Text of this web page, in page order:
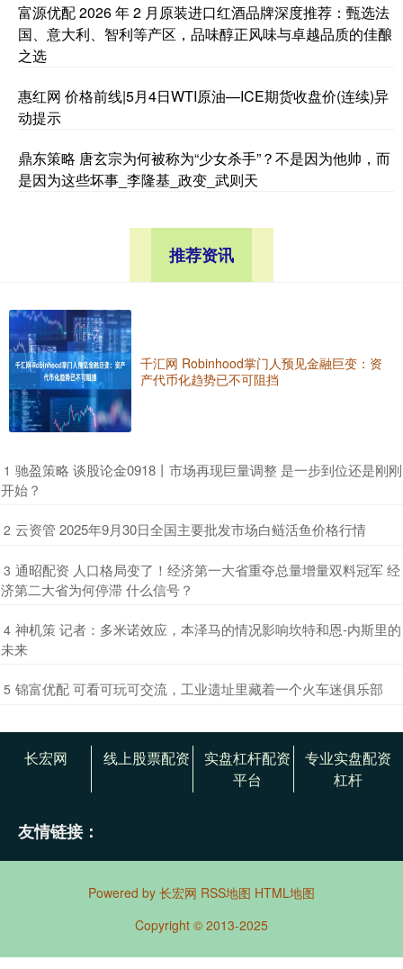
富源优配 2026 年 2 月原装进口红酒品牌深度推荐：甄选法
国、意大利、智利等产区，品味醇正风味与卓越品质的佳酿
之选
惠红网 价格前线|5月4日WTI原油—ICE期货收盘价(连续)异
动提示
鼎东策略 唐玄宗为何被称为“少女杀手”？不是因为他帅，而
是因为这些坏事_李隆基_政变_武则天
推荐资讯
千汇网 Robinhood掌门人预见金融巨变：资
产代币化趋势已不可阻挡
1 ​驰盈策略 谈股论金0918丨市场再现巨量调整 是一步到位还是刚刚
开始？
2 ​云资管 2025年9月30日全国主要批发市场白鲢活鱼价格行情
3 ​通昭配资 人口格局变了！经济第一大省重夺总量增量双料冠军 经
济第二大省为何停滞 什么信号？
4 ​神机策 记者：多米诺效应，本泽马的情况影响坎特和恩-内斯里的
未来
5 ​锦富优配 可看可玩可交流，工业遗址里藏着一个火车迷俱乐部
长宏网 线上股票配资
实盘杠杆配资
平台
专业实盘配资
杠杆
友情链接：
Powered by 长宏网 RSS地图 HTML地图
Copyright © 2013-2025